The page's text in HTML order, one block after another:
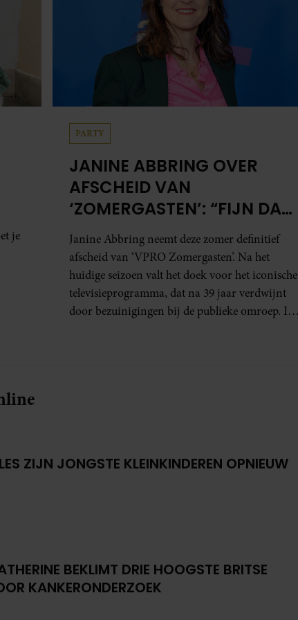
je
PARTY
JANINE ABBRING OVER
AFSCHEID VAN
‘ZOMERGASTEN’: “FIJN DAT
IK HET LICHT MAG
UITDOEN”
Janine Abbring neemt deze zomer definitief
afscheid van ‘VPRO Zomergasten’. Na het
huidige seizoen valt het doek voor het iconische
televisieprogramma, dat na 39 jaar verdwijnt
door bezuinigingen bij de publieke omroep. In
ZIJN JONGSTE KLEINKINDEREN OPNIEUW
BEKLIMT DRIE HOOGSTE BRITSE
KANKERONDERZOEK